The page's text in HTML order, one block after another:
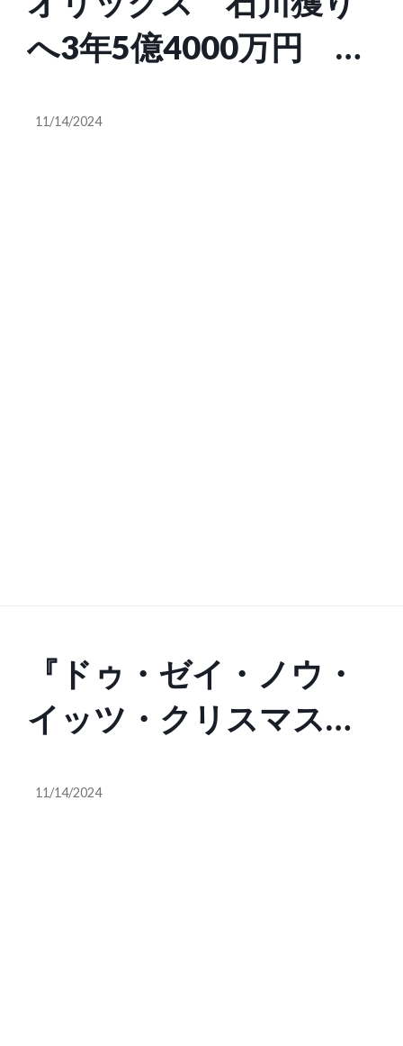
へ3年5億4000万円 ヤ
大型提示で速攻勝負
11/14/2024
『ドゥ・ゼイ・ノウ・
イッツ・クリスマス』
スへ
11/14/2024